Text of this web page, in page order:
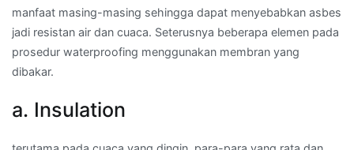
manfaat masing-masing sehingga dapat menyebabkan asbes
jadi resistan air dan cuaca. Seterusnya beberapa elemen pada
prosedur waterproofing menggunakan membran yang
dibakar.
a. Insulation